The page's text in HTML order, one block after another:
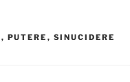
, PUTERE , SINUCIDERE